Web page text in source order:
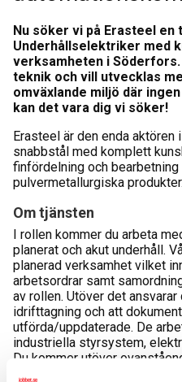
Nu söker vi på Erasteel en
Underhållselektriker med
verksamheten i
teknik och vill utvecklas
omväxlande miljö där
kan det vara dig vi söker!
Erasteel är den enda
snabbstål med komplett
finfördelning och
pulvermetallurgiska produkter.
Om tjänsten
I rollen kommer du arbeta
planerat och akut underhåll.
planerad verksamhet vilket
arbetsordrar samt
av rollen. Utöver det
idrifttagning och att
utförda/uppdaterade. De
industriella styrsystem,
Du kommer utöver
och företagets